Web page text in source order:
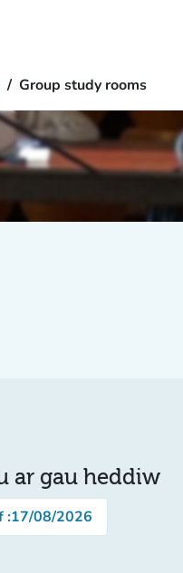
Group study rooms
ar gau heddiw
:17/08/2026